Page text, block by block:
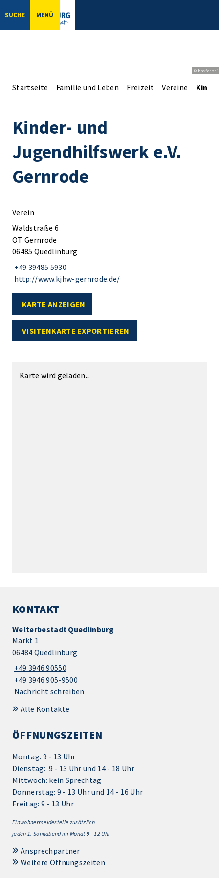
SUCHE MENÜ
© bbsferrari
Startseite Familie und Leben Freizeit Vereine
Kinder- und
Jugendhilfswerk e.V.
Gernrode
Verein
Waldstraße 6
OT Gernrode
06485 Quedlinburg
+49 39485 5930
http://www.kjhw-gernrode.de/
KARTE ANZEIGEN
VISITENKARTE EXPORTIEREN
Karte wird geladen...
KONTAKT
Welterbestadt Quedlinburg
Markt 1
06484 Quedlinburg
+49 3946 90550
+49 3946 905-9500
Nachricht schreiben
Alle Kontakte
ÖFFNUNGSZEITEN
Montag: 9 - 13 Uhr
Dienstag: 9 - 13 Uhr und 14 - 18 Uhr
Mittwoch: kein Sprechtag
Donnerstag: 9 - 13 Uhr und 14 - 16 Uhr
Freitag: 9 - 13 Uhr
Einwohnermeldestelle zusätzlich
jeden 1. Sonnabend im Monat 9 - 12 Uhr
Ansprechpartner
Weitere Öffnungszeiten